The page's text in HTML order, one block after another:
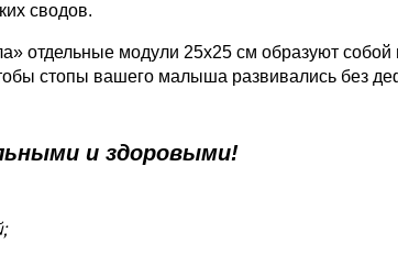
сводов.
отдельные модули 25х25 см образуют
стопы вашего малыша развивались без
и здоровыми!